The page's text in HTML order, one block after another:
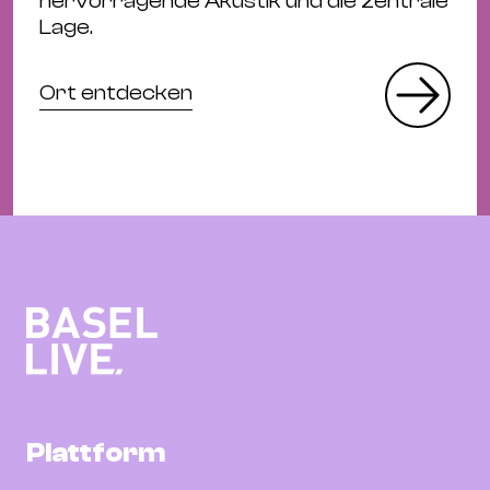
Lage.
Ort entdecken
Plattform